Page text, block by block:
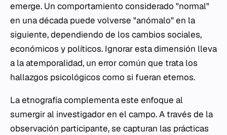
emerge. Un comportamiento considerado "normal"
en una década puede volverse "anómalo" en la
siguiente, dependiendo de los cambios sociales,
económicos y políticos. Ignorar esta dimensión lleva
a la atemporalidad, un error común que trata los
hallazgos psicológicos como si fueran eternos.
La etnografía complementa este enfoque al
sumergir al investigador en el campo. A través de la
observación participante, se capturan las prácticas